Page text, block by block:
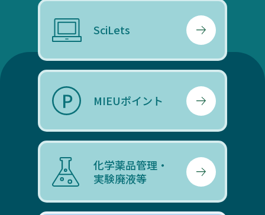
SciLets
MIEUポイント
化学薬品管理・
実験廃液等